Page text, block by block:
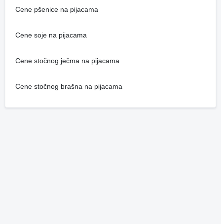
Cene pšenice na pijacama
Cene soje na pijacama
Cene stočnog ječma na pijacama
Cene stočnog brašna na pijacama